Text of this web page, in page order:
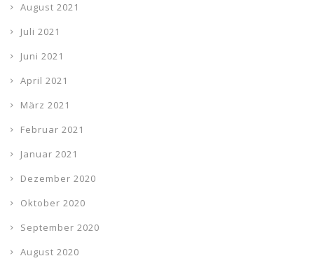
August 2021
Juli 2021
Juni 2021
April 2021
März 2021
Februar 2021
Januar 2021
Dezember 2020
Oktober 2020
September 2020
August 2020